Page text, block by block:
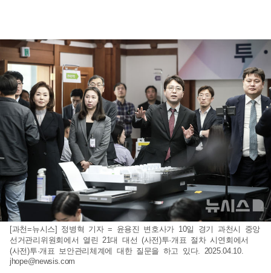
[과천=뉴시스] 정병혁 기자 = 윤용진 변호사가 10일 경기 과천시 중앙
선거관리위원회에서 열린 21대 대선 (사전)투·개표 절차 시연회에서
(사전)투·개표 보안관리체계에 대한 질문을 하고 있다. 2025.04.10.
jhope@newsis.com